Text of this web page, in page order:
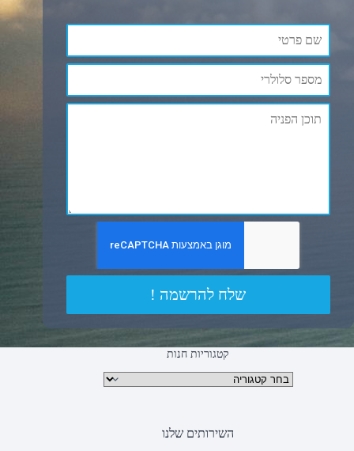
שלח להרשמה !
קטגוריות חנות
קטגוריות מוצרים
השירותים שלנו